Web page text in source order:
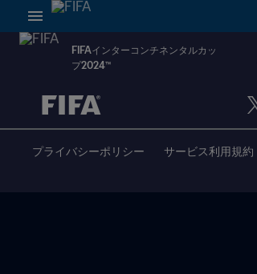
FIFAインターコンチネンタルカッ
プ2024™
未定 vs 未定
プライバシーポリシー サービス利用規約